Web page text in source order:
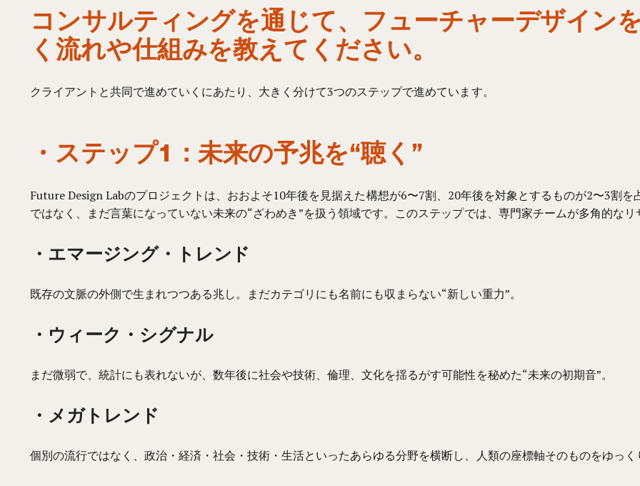
コンサルティングを通じて、フューチャーデザイン
く流れや仕組みを教えてください。
クライアントと共同で進めていくにあたり、大きく分けて3つのステップで進めています。
・ステップ1：未来の予兆を“聴く”
Future Design Labのプロジェクトは、おおよそ10年後を見据えた構想が6〜7割、20年後を対象とするものが2〜3割を
ではなく、まだ言葉になっていない未来の“ざわめき”を扱う領域です。このステップでは、専門家チームが多角的な
・エマージング・トレンド
既存の文脈の外側で生まれつつある兆し。まだカテゴリにも名前にも収まらない“新しい重力”。
・ウィーク・シグナル
まだ微弱で、統計にも表れないが、数年後に社会や技術、倫理、文化を揺るがす可能性を秘めた“未来の初期音”。
・メガトレンド
個別の流行ではなく、政治・経済・社会・技術・生活といったあらゆる分野を横断し、人類の座標軸そのものをゆっく